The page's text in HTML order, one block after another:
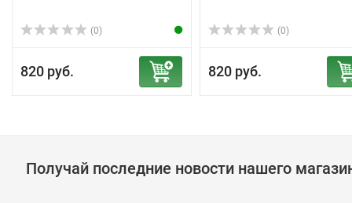
(0)
820 руб.
(0)
820 руб.
Получай последние новости нашего